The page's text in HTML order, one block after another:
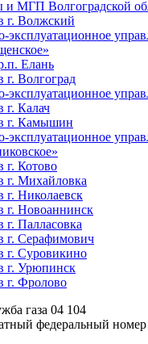
МГП Волгоградской
г. Волжский
эксплуатационное
Елань
г. Волгоград
эксплуатационное
г. Калач
г. Камышин
эксплуатационное
г. Котово
г. Михайловка
г. Николаевск
г. Новоаннинск
Палласовка
г. Серафимович
г. Суровикино
г. Урюпинск
г. Фролово
газа 04 104
федеральный номер